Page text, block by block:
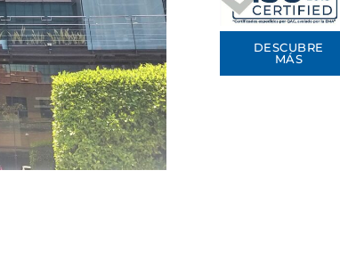
DESCUBRE
MÁS